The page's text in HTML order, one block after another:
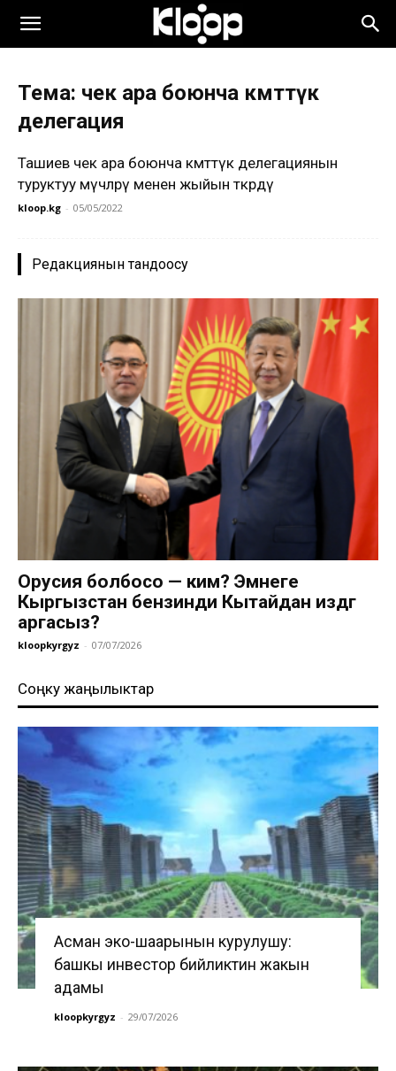
Тема: чек ара боюнча өкмөттүк
делегация
Ташиев чек ара боюнча өкмөттүк делегациянын
туруктуу мүчөлөрү менен жыйын өткөрдү
kloop.kg - 05/05/2022
Редакциянын тандоосу
Орусия болбосо — ким? Эмнеге
Кыргызстан бензинди Кытайдан издөөгө
аргасыз?
kloopkyrgyz - 07/07/2026
Соңку жаңылыктар
Асман эко-шаарынын курулушу:
башкы инвестор бийликтин жакын
адамы
kloopkyrgyz - 29/07/2026